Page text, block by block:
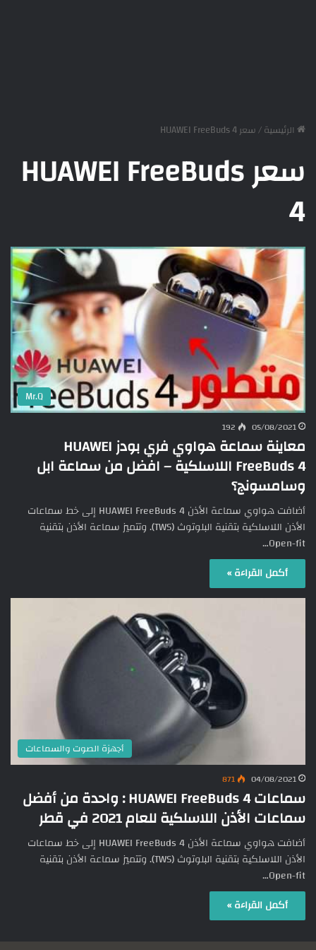
الرئيسية/سعر HUAWEI FreeBuds 4
سعر HUAWEI FreeBuds
4
Mr.Q
05/08/2021
192
معاينة سماعة هواوي فري بودز HUAWEI
FreeBuds 4 اللاسلكية – افضل من سماعة ابل
وسامسونج؟
أضافت هواوي سماعة الأذن HUAWEI FreeBuds 4 إلى خط سماعات
الأذن اللاسلكية بتقنية البلوتوث (TWS). وتتميز سماعة الأذن بتقنية
Open-fit…
أكمل القراءة »
أجهزة الصوت والسماعات
04/08/2021
871
سماعات HUAWEI FreeBuds 4 : واحدة من أفضل
سماعات الأذن اللاسلكية للعام 2021 في قطر
أضافت هواوي سماعة الأذن HUAWEI FreeBuds 4 إلى خط سماعات
الأذن اللاسلكية بتقنية البلوتوث (TWS). وتتميز سماعة الأذن بتقنية
Open-fit…
أكمل القراءة »